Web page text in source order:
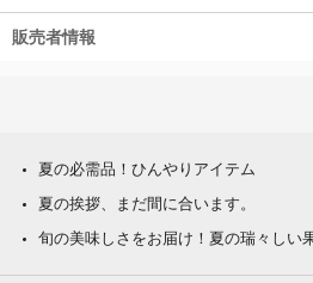
販売者情報
夏の必需品！ひんやりアイテム
夏の挨拶、まだ間に合います。
旬の美味しさをお届け！夏の瑞々しい